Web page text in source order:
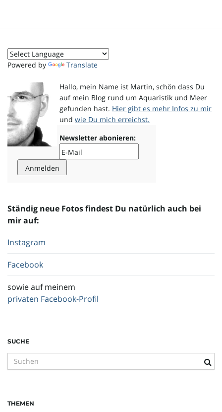
Powered by Translate
Hallo, mein Name ist Martin, schön dass Du
auf mein Blog rund um Aquaristik und Meer
gefunden hast. Hier gibt es mehr Infos zu mir
und wie Du mich erreichst.
Newsletter abonieren:
Ständig neue Fotos findest Du natürlich auch bei
mir auf:
Instagram
Facebook
sowie auf meinem
privaten Facebook-Profil
SUCHE
u
b
THEMEN